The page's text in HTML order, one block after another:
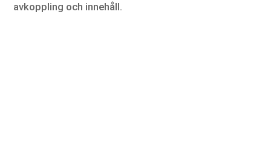
avkoppling och innehåll.